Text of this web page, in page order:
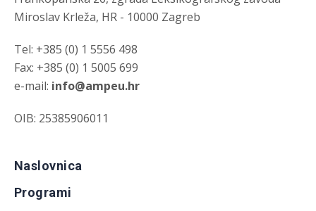
Miroslav Krleža, HR - 10000 Zagreb
Tel: +385 (0) 1 5556 498
Fax: +385 (0) 1 5005 699
e-mail: info@ampeu.hr
OIB: 25385906011
Naslovnica
Programi